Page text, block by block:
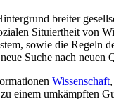
breiter
Situiertheit von
sowie die Regeln
Suche nach neuen
Wissenschaft,
einem umkämpften